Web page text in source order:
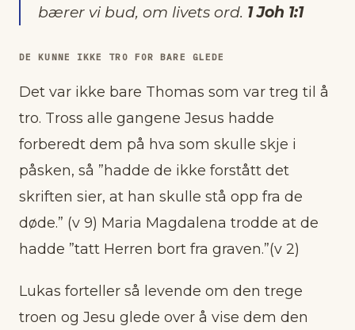
bærer vi bud, om livets ord. 1 Joh 1:1
DE KUNNE IKKE TRO FOR BARE GLEDE
Det var ikke bare Thomas som var treg til å
tro. Tross alle gangene Jesus hadde
forberedt dem på hva som skulle skje i
påsken, så ”hadde de ikke forstått det
skriften sier, at han skulle stå opp fra de
døde.” (v 9) Maria Magdalena trodde at de
hadde ”tatt Herren bort fra graven.”(v 2)
Lukas forteller så levende om den trege
troen og Jesu glede over å vise dem den